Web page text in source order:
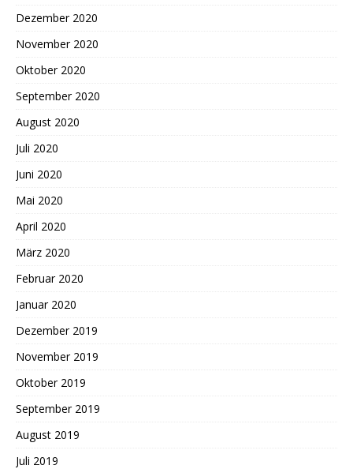
Dezember 2020
November 2020
Oktober 2020
September 2020
August 2020
Juli 2020
Juni 2020
Mai 2020
April 2020
März 2020
Februar 2020
Januar 2020
Dezember 2019
November 2019
Oktober 2019
September 2019
August 2019
Juli 2019